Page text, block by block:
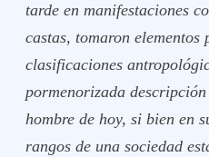
tarde en manifestaciones
castas, tomaron elementos
clasificaciones
pormenorizada
hombre de hoy, si bien en
rangos de una sociedad